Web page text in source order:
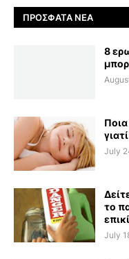
ΠΡΌΣΦΑΤΑ ΝΈΑ
8
July
το
July